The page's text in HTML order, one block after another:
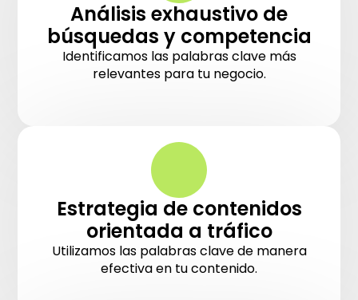
Análisis exhaustivo de
búsquedas y competencia
Identificamos las palabras clave más
relevantes para tu negocio.
Estrategia de contenidos
orientada a tráfico
Utilizamos las palabras clave de manera
efectiva en tu contenido.